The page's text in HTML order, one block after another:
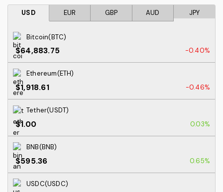
USD EUR GBP AUD JPY
Bitcoin(BTC)
$64,883.75 -0.40%
Ethereum(ETH)
$1,918.61 -0.46%
Tether(USDT)
$1.00 0.03%
BNB(BNB)
$595.36 0.65%
USDC(USDC)